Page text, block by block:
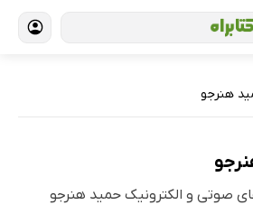
هنرجو
صوتی و الکترونیک حمید هنرجو